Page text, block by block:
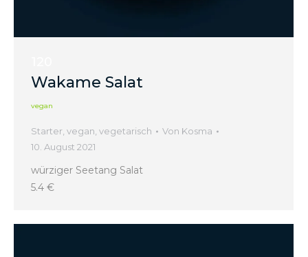
Wakame Salat
vegan
Starter vegan vegetarisch Von Kosma
10. August 2021
würziger Seetang Salat
5.4 €